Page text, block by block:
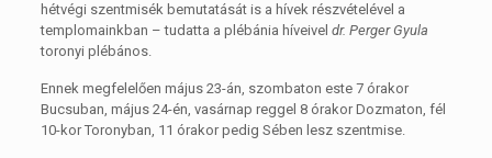
hétvégi szentmisék bemutatását is a hívek részvételével a
templomainkban – tudatta a plébánia híveivel dr. Perger Gyula
toronyi plébános.
Ennek megfelelően május 23-án, szombaton este 7 órakor
Bucsuban, május 24-én, vasárnap reggel 8 órakor Dozmaton, fél
10-kor Toronyban, 11 órakor pedig Sében lesz szentmise.